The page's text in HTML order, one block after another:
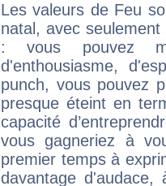
Les valeurs de Feu
natal, avec
: vous pouvez
d'enthousiasme,
punch, vous pouvez
presque éteint en
capacité
vous gagneriez à
premier temps à
davantage